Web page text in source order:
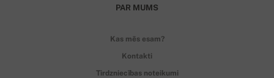
PAR MUMS
Kas mēs esam?
Kontakti
Tirdzniecības noteikumi